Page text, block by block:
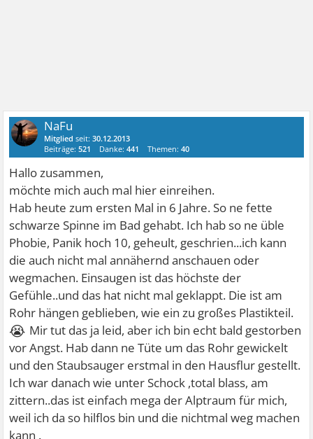
NaFu
Mitglied seit:30.12.2013
Beiträge:521 Danke:441 Themen:40
Hallo zusammen,
möchte mich auch mal hier einreihen.
Hab heute zum ersten Mal in 6 Jahre. So ne fette
schwarze Spinne im Bad gehabt. Ich hab so ne üble
Phobie, Panik hoch 10, geheult, geschrien...ich kann
die auch nicht mal annähernd anschauen oder
wegmachen. Einsaugen ist das höchste der
Gefühle..und das hat nicht mal geklappt. Die ist am
Rohr hängen geblieben, wie ein zu großes Plastikteil.
😭 Mir tut das ja leid, aber ich bin echt bald gestorben
vor Angst. Hab dann ne Tüte um das Rohr gewickelt
und den Staubsauger erstmal in den Hausflur gestellt.
Ich war danach wie unter Schock ,total blass, am
zittern..das ist einfach mega der Alptraum für mich,
weil ich da so hilflos bin und die nichtmal weg machen
kann .